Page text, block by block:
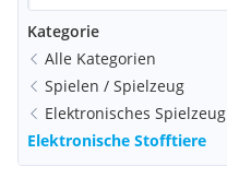
Kategorie
Alle Kategorien
Spielen / Spielzeug
Elektronisches Spielzeug
Elektronische Stofftiere